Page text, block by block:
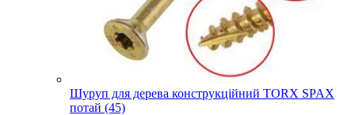
Шуруп для дерева конструкційний TORX SPAX
потай (45)